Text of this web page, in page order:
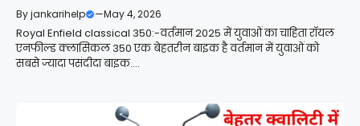
Byjankarihelp —May 4, 2026
Royal Enfield classical 350:-वर्तमान 2025 में युवाओं का चाहिता रॉयल
एनफील्ड क्लासिकल 350 एक बेहतरीन बाइक है वर्तमान में युवाओं को
सबसे ज्यादा पसंदीदा बाइक....